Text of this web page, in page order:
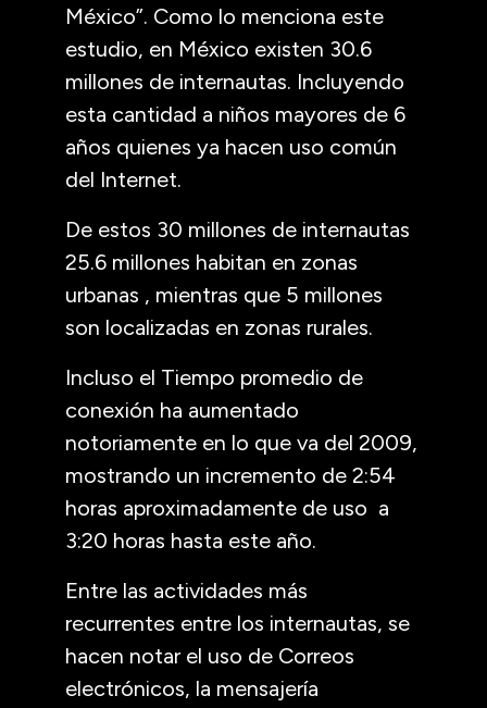
México”. Como lo menciona este
estudio, en México existen 30.6
millones de internautas. Incluyendo
esta cantidad a niños mayores de 6
años quienes ya hacen uso común
del Internet.
De estos 30 millones de internautas
25.6 millones habitan en zonas
urbanas , mientras que 5 millones
son localizadas en zonas rurales.
Incluso el Tiempo promedio de
conexión ha aumentado
notoriamente en lo que va del 2009,
mostrando un incremento de 2:54
horas aproximadamente de uso a
3:20 horas hasta este año.
Entre las actividades más
recurrentes entre los internautas, se
hacen notar el uso de Correos
electrónicos, la mensajería